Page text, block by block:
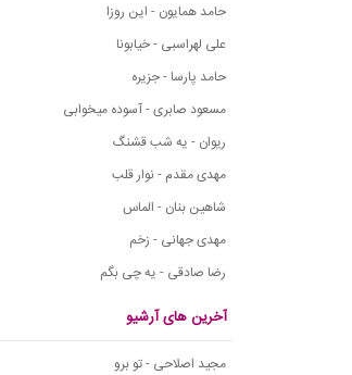
حامد همایون - این روزا
علی لهراسبی - خیابونا
حامد پارسا - جزیره
مسعود صابری - آسوده میخوابی
ریوان - یه شب قشنگ
مهدی مقدم - نوار قلب
شاهین بنان - الماس
مهدی جهانی - زخم
رضا صادقی - یه چی بگم
آخرین های آرشیو
مجید اصلاحی - تو برو